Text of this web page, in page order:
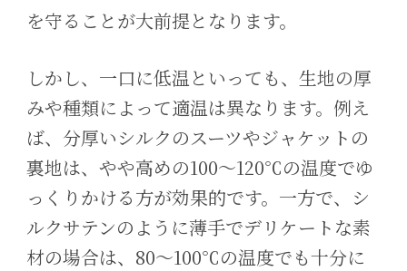
を守ることが大前提となります。
しかし、一口に低温といっても、生地の厚
みや種類によって適温は異なります。例え
ば、分厚いシルクのスーツやジャケットの
裏地は、やや高めの100〜120℃の温度でゆ
っくりかける方が効果的です。一方で、シ
ルクサテンのように薄手でデリケートな素
材の場合は、80〜100℃の温度でも十分に